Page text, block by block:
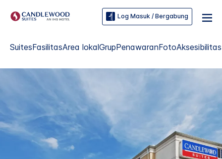
Log Masuk / Bergabung
SuitesFasilitasArea lokalGrupPenawaranFotoAksesibilitas